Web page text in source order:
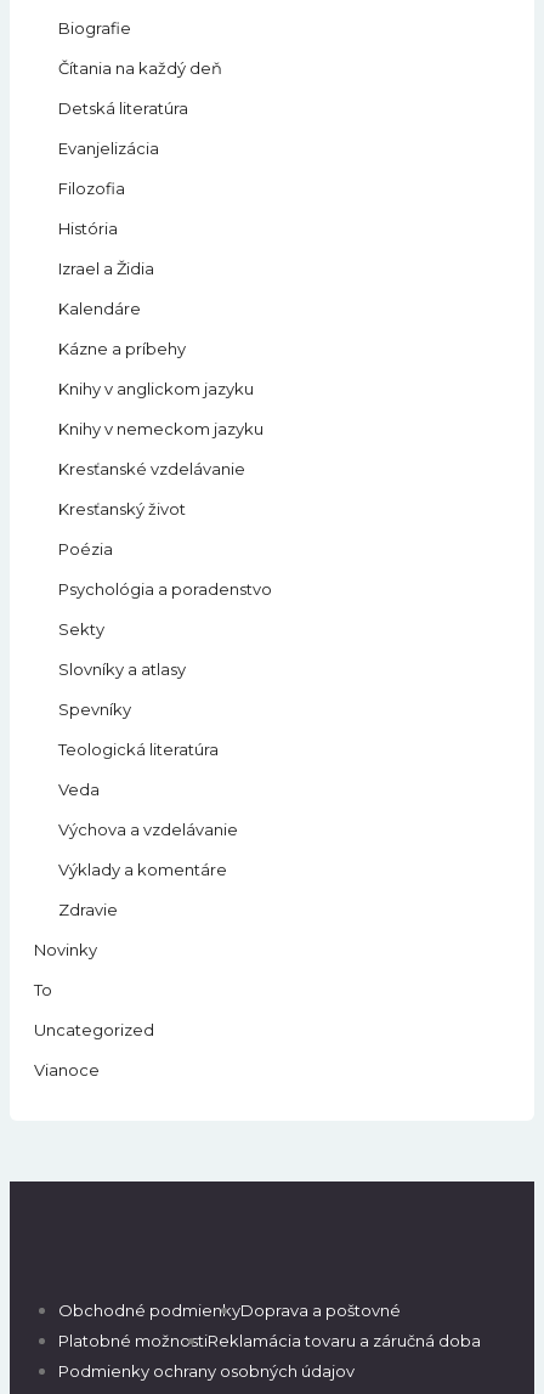
Biografie
Čítania na každý deň
Detská literatúra
Evanjelizácia
Filozofia
História
Izrael a Židia
Kalendáre
Kázne a príbehy
Knihy v anglickom jazyku
Knihy v nemeckom jazyku
Kresťanské vzdelávanie
Kresťanský život
Poézia
Psychológia a poradenstvo
Sekty
Slovníky a atlasy
Spevníky
Teologická literatúra
Veda
Výchova a vzdelávanie
Výklady a komentáre
Zdravie
Novinky
To
Uncategorized
Vianoce
Obchodné podmienkyDoprava a poštovné
Platobné možnostiReklamácia tovaru a záručná doba
Podmienky ochrany osobných údajov